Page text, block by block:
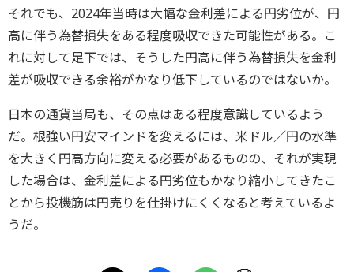
それでも、2024年当時は大幅な金利差による円劣位が、円
高に伴う為替損失をある程度吸収できた可能性がある。こ
れに対して足下では、そうした円高に伴う為替損失を金利
差が吸収できる余裕がかなり低下しているのではないか。
日本の通貨当局も、その点はある程度意識しているよう
だ。根強い円安マインドを変えるには、米ドル／円の水準
を大きく円高方向に変える必要があるものの、それが実現
した場合は、金利差による円劣位もかなり縮小してきたこ
とから投機筋は円売りを仕掛けにくくなると考えているよ
うだ。